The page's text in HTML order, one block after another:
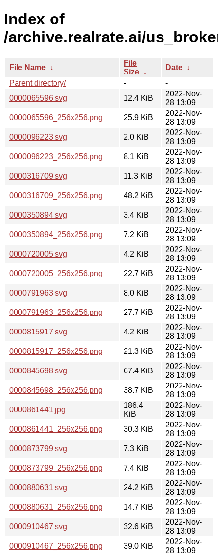
Index of
/archive.realrate.ai/
File Name ↓
File
Size ↓
Date ↓
Parent directory/
-
-
0000065596.svg
12.4 KiB
2022-Nov-
28 13:09
0000065596_256x256.png
25.9 KiB
2022-Nov-
28 13:09
0000096223.svg
2.0 KiB
2022-Nov-
28 13:09
0000096223_256x256.png
8.1 KiB
2022-Nov-
28 13:09
0000316709.svg
11.3 KiB
2022-Nov-
28 13:09
0000316709_256x256.png
48.2 KiB
2022-Nov-
28 13:09
0000350894.svg
3.4 KiB
2022-Nov-
28 13:09
0000350894_256x256.png
7.2 KiB
2022-Nov-
28 13:09
0000720005.svg
4.2 KiB
2022-Nov-
28 13:09
0000720005_256x256.png
22.7 KiB
2022-Nov-
28 13:09
0000791963.svg
8.0 KiB
2022-Nov-
28 13:09
0000791963_256x256.png
27.7 KiB
2022-Nov-
28 13:09
0000815917.svg
4.2 KiB
2022-Nov-
28 13:09
0000815917_256x256.png
21.3 KiB
2022-Nov-
28 13:09
0000845698.svg
67.4 KiB
2022-Nov-
28 13:09
0000845698_256x256.png
38.7 KiB
2022-Nov-
28 13:09
0000861441.jpg
186.4
KiB
2022-Nov-
28 13:09
0000861441_256x256.png
30.3 KiB
2022-Nov-
28 13:09
0000873799.svg
7.3 KiB
2022-Nov-
28 13:09
0000873799_256x256.png
7.4 KiB
2022-Nov-
28 13:09
0000880631.svg
24.2 KiB
2022-Nov-
28 13:09
0000880631_256x256.png
14.7 KiB
2022-Nov-
28 13:09
0000910467.svg
32.6 KiB
2022-Nov-
28 13:09
0000910467_256x256.png
39.0 KiB
2022-Nov-
28 13:09